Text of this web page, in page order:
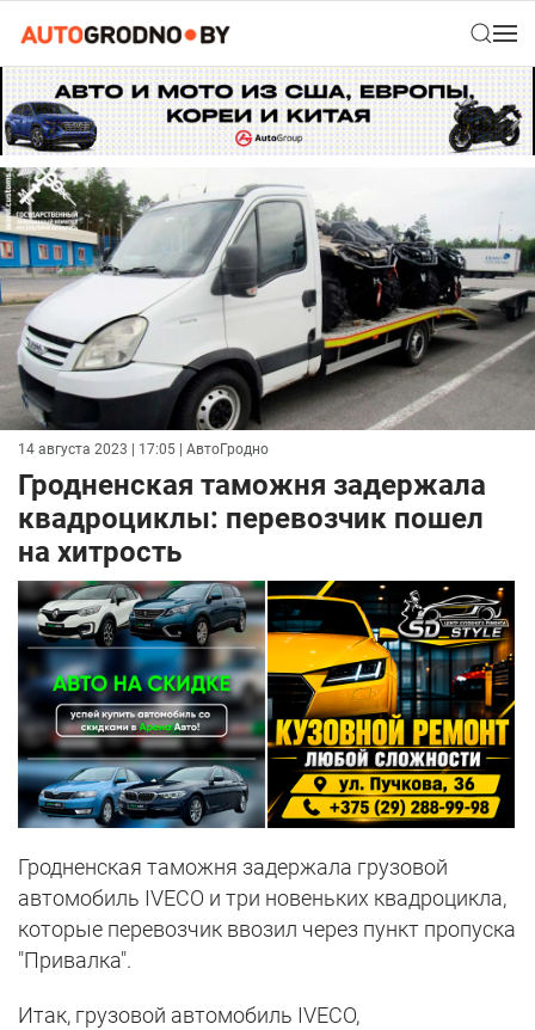
14 августа 2023 | 17:05 | АвтоГродно
Гродненская таможня задержала
квадроциклы: перевозчик пошел
на хитрость
Гродненская таможня задержала грузовой
автомобиль IVECO и три новеньких квадроцикла,
которые перевозчик ввозил через пункт пропуска
"Привалка".
Итак, грузовой автомобиль IVECO,